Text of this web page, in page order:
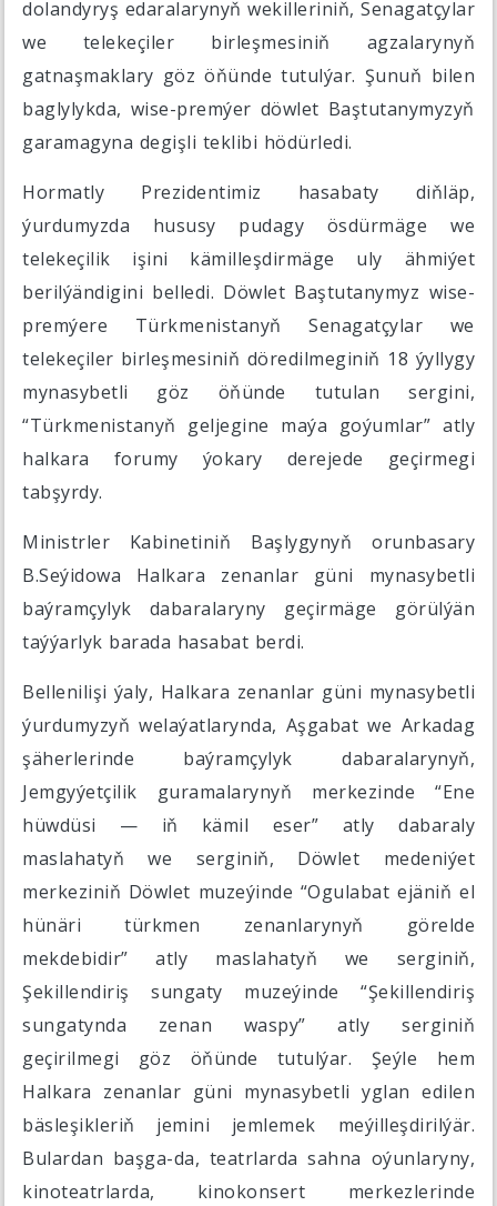
dolandyryş edaralarynyň wekilleriniň, Senagatçylar
we telekeçiler birleşmesiniň agzalarynyň
gatnaşmaklary göz öňünde tutulýar. Şunuň bilen
baglylykda, wise-premýer döwlet Baştutanymyzyň
garamagyna degişli teklibi hödürledi.
Hormatly Prezidentimiz hasabaty diňläp,
ýurdumyzda hususy pudagy ösdürmäge we
telekeçilik işini kämilleşdirmäge uly ähmiýet
berilýändigini belledi. Döwlet Baştutanymyz wise-
premýere Türkmenistanyň Senagatçylar we
telekeçiler birleşmesiniň döredilmeginiň 18 ýyllygy
mynasybetli göz öňünde tutulan sergini,
“Türkmenistanyň geljegine maýa goýumlar” atly
halkara forumy ýokary derejede geçirmegi
tabşyrdy.
Ministrler Kabinetiniň Başlygynyň orunbasary
B.Seýidowa Halkara zenanlar güni mynasybetli
baýramçylyk dabaralaryny geçirmäge görülýän
taýýarlyk barada hasabat berdi.
Bellenilişi ýaly, Halkara zenanlar güni mynasybetli
ýurdumyzyň welaýatlarynda, Aşgabat we Arkadag
şäherlerinde baýramçylyk dabaralarynyň,
Jemgyýetçilik guramalarynyň merkezinde “Ene
hüwdüsi — iň kämil eser” atly dabaraly
maslahatyň we serginiň, Döwlet medeniýet
merkeziniň Döwlet muzeýinde “Ogulabat ejäniň el
hünäri türkmen zenanlarynyň görelde
mekdebidir” atly maslahatyň we serginiň,
Şekillendiriş sungaty muzeýinde “Şekillendiriş
sungatynda zenan waspy” atly serginiň
geçirilmegi göz öňünde tutulýar. Şeýle hem
Halkara zenanlar güni mynasybetli yglan edilen
bäsleşikleriň jemini jemlemek meýilleşdirilýär.
Bulardan başga-da, teatrlarda sahna oýunlaryny,
kinoteatrlarda, kinokonsert merkezlerinde